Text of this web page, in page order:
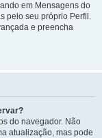
em Mensagens do
pelo seu próprio Perfil.
e preencha
do navegador. Não
atualização, mas pode